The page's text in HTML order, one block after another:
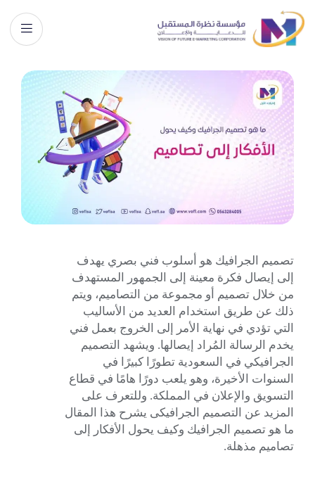
تصميم الجرافيك هو أسلوب فني بصري يهدف
إلى إيصال فكرة معينة إلى الجمهور المستهدف
من خلال تصميم أو مجموعة من التصاميم، ويتم
ذلك عن طريق استخدام العديد من الأساليب
التي تؤدي في نهاية الأمر إلى الخروج بعمل فني
يخدم الرسالة المُراد إيصالها. ويشهد التصميم
الجرافيكي في السعودية تطورًا كبيرًا في
السنوات الأخيرة، وهو يلعب دورًا هامًا في قطاع
التسويق والإعلان في المملكة. وللتعرف على
المزيد عن التصميم الجرافيكى يشرح هذا المقال
ما هو تصميم الجرافيك وكيف يحول الأفكار إلى
تصاميم مذهلة.